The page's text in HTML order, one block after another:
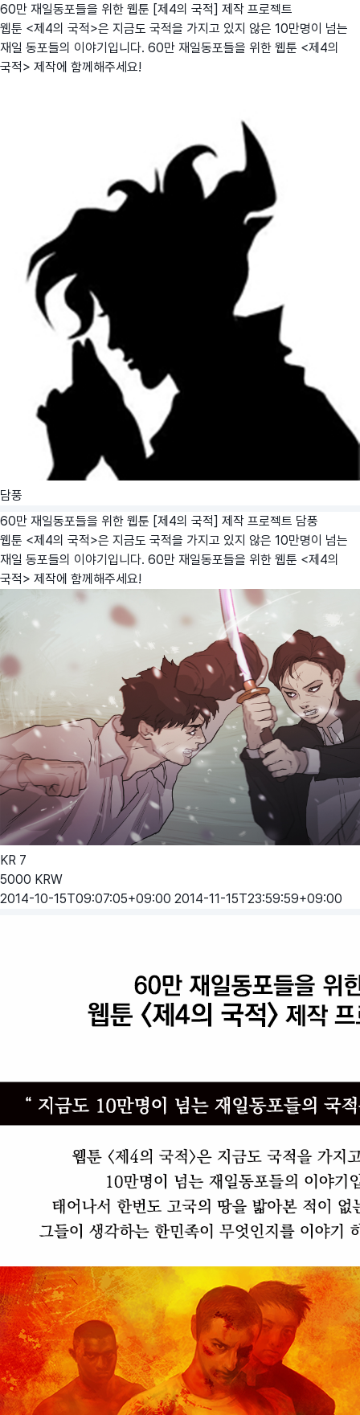
60만 재일동포들을 위한 웹툰 [제4의 국적] 제작 프로젝트
웹툰 <제4의 국적>은 지금도 국적을 가지고 있지 않은 10만명이 넘는
재일 동포들의 이야기입니다. 60만 재일동포들을 위한 웹툰 <제4의
국적> 제작에 함께해주세요!
담풍
60만 재일동포들을 위한 웹툰 [제4의 국적] 제작 프로젝트 담풍
웹툰 <제4의 국적>은 지금도 국적을 가지고 있지 않은 10만명이 넘는
재일 동포들의 이야기입니다. 60만 재일동포들을 위한 웹툰 <제4의
국적> 제작에 함께해주세요!
KR 7
5000 KRW
2014-10-15T09:07:05+09:00 2014-11-15T23:59:59+09:00